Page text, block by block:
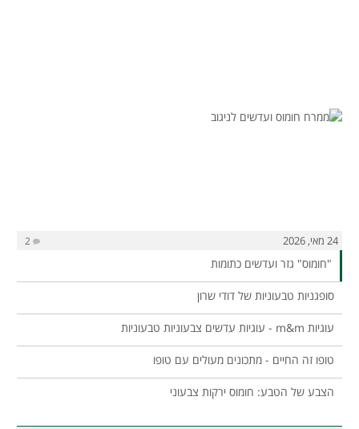
24 מאי, 2026 2
"חומוס" גזר ועדשים כתומות
סופגניות טבעוניות של דודי שרון
עוגיות m&m - עוגיות עדשים צבעוניות טבעוניות
טופו זה החיים - מתכונים מעולים עם טופו
הצבע של הטבע: חומוס ירקות צבעוני